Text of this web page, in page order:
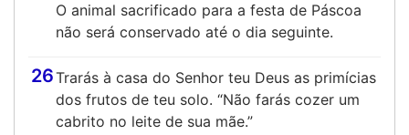
O animal sacrificado para a festa de Páscoa
não será conservado até o dia seguinte.
26Trarás à casa do Senhor teu Deus as primícias
dos frutos de teu solo. “Não farás cozer um
cabrito no leite de sua mãe.”